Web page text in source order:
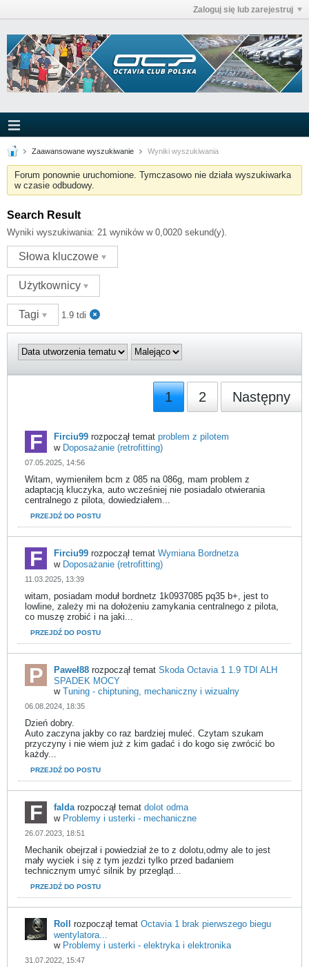
Zaloguj się lub zarejestruj
Zaawansowane wyszukiwanie Wyniki wyszukiwania
Forum ponownie uruchomione. Tymczasowo nie działa wyszukiwarka
w czasie odbudowy.
Search Result
Wyniki wyszukiwania: 21 wyników w 0,0020 sekund(y).
Słowa kluczowe
Użytkownicy
Tagi 1.9 tdi
1 2 Następny
Firciu99 rozpoczął temat problem z pilotem
w Doposażanie (retrofitting)
07.05.2025, 14:56
Witam, wymieniłem bcm z 085 na 086g, mam problem z
adaptacją kluczyka, auto wcześniej nie posiadalo otwierania
centralnego z pilota, dowiedziałem...
PRZEJDŹ DO POSTU
Firciu99 rozpoczął temat Wymiana Bordnetza
w Doposażanie (retrofitting)
11.03.2025, 13:39
witam, posiadam moduł bordnetz 1k0937085 pq35 b+, jest to
lowline, zależy mi na dołożeniu zamykania centralnego z pilota,
co muszę zrobić i na jaki...
PRZEJDŹ DO POSTU
Paweł88 rozpoczął temat Skoda Octavia 1 1.9 TDI ALH
SPADEK MOCY
w Tuning - chiptuning, mechaniczny i wizualny
06.08.2024, 18:35
Dzień dobry.
Auto zaczyna jakby co raz bardziej muleć. Czytam szukam
przyczyny i nie wiem już z kim gadać i do kogo się zwrócić bo
każdy...
PRZEJDŹ DO POSTU
faldarozpoczął temat dolot odma
w Problemy i usterki - mechaniczne
26.07.2023, 18:51
Mechanik obejrzał i powiedział że to z dolotu,odmy ale to jest
mały wyciek i się z tym jezdzi tylko przed badaniem
technicznym umyć silnik by przegląd...
PRZEJDŹ DO POSTU
Roll rozpoczął temat Octavia 1 brak pierwszego biegu
wentylatora...
w Problemy i usterki - elektryka i elektronika
31.07.2022, 15:47